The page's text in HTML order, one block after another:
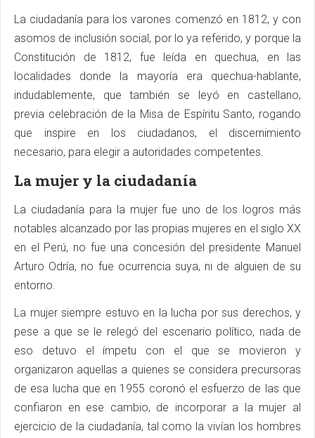
La ciudadanía para los varones comenzó en 1812, y con
asomos de inclusión social, por lo ya referido, y porque la
Constitución de 1812, fue leída en quechua, en las
localidades donde la mayoría era quechua-hablante,
indudablemente, que también se leyó en castellano,
previa celebración de la Misa de Espíritu Santo, rogando
que inspire en los ciudadanos, el discernimiento
necesario, para elegir a autoridades competentes.
La mujer y la ciudadanía
La ciudadanía para la mujer fue uno de los logros más
notables alcanzado por las propias mujeres en el siglo XX
en el Perú, no fue una concesión del presidente Manuel
Arturo Odría, no fue ocurrencia suya, ni de alguien de su
entorno.
La mujer siempre estuvo en la lucha por sus derechos, y
pese a que se le relegó del escenario político, nada de
eso detuvo el ímpetu con el que se movieron y
organizaron aquellas a quienes se considera precursoras
de esa lucha que en 1955 coronó el esfuerzo de las que
confiaron en ese cambio, de incorporar a la mujer al
ejercicio de la ciudadanía, tal como la vivían los hombres